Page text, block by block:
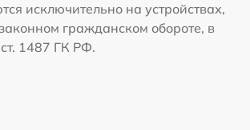
исключительно на устройствах,
гражданском обороте, в
ст. 1487 ГК РФ.